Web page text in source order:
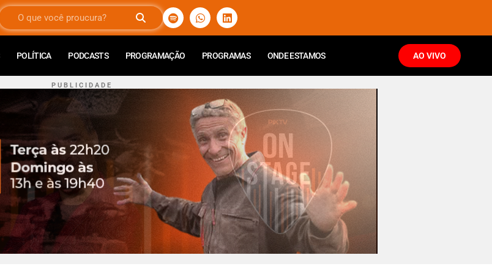
POLÍTICA PODCASTS PROGRAMAÇÃO PROGRAMAS ONDE ESTAMOS AO VIVO
P U B L I C I D A D E